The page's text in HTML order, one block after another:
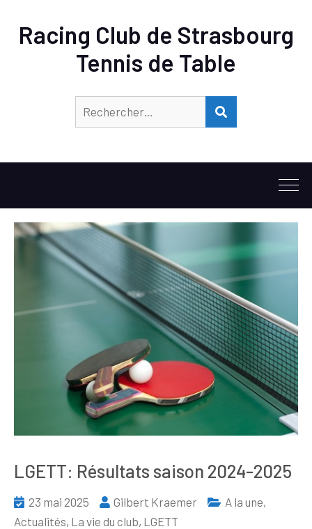
Racing Club de Strasbourg
Tennis de Table
LGETT: Résultats saison 2024-2025
23 mai 2025 Gilbert Kraemer A la une,
Actualités, La vie du club, LGETT